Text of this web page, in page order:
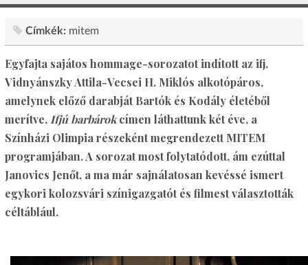
Címkék: mitem
Egyfajta sajátos hommage-sorozatot indított az ifj.
Vidnyánszky Attila-Vecsei H. Miklós alkotópáros,
amelynek előző darabját Bartók és Kodály életéből
merítve, Ifjú barbárokcímen láthattunk két éve, a
Színházi Olimpia részeként megrendezett MITEM
programjában. A sorozat most folytatódott, ám ezúttal
Janovics Jenőt, a ma már sajnálatosan kevéssé ismert
egykori kolozsvári színigazgatót és filmest választották
céltáblául.